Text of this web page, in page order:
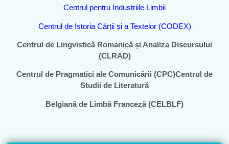
Centrul pentru Industriile Limbii
Centrul de Istoria Cărții și a Textelor (CODEX)
Centrul de Lingvistică Romanică și Analiza Discursului
(CLRAD)
Centrul de Pragmatici ale Comunicării (CPC)Centrul de
Studii de Literatură
Belgiană de Limbă Franceză (CELBLF)